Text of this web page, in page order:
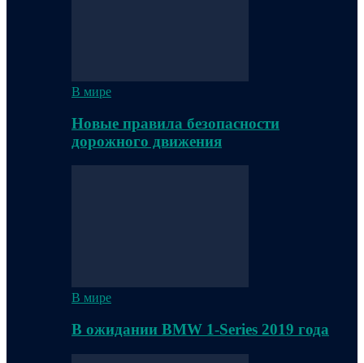
В мире
Новые правила безопасности
дорожного движения
В мире
В ожидании BMW 1-Series 2019 года